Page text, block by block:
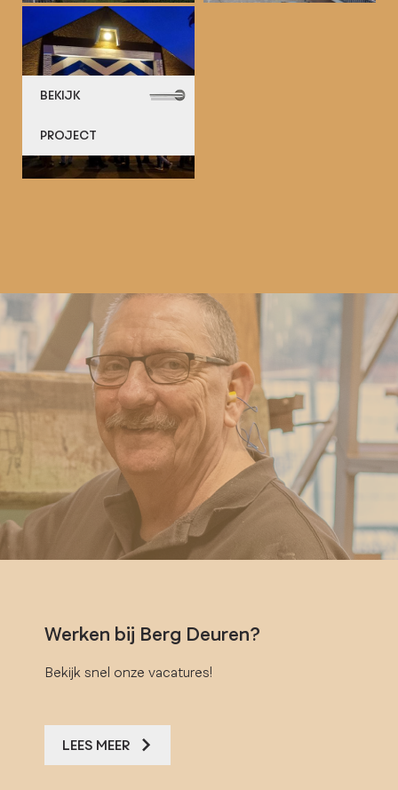
BEKIJK
PROJECT
Werken bij Berg Deuren?
Bekijk snel onze vacatures!
LEES MEER